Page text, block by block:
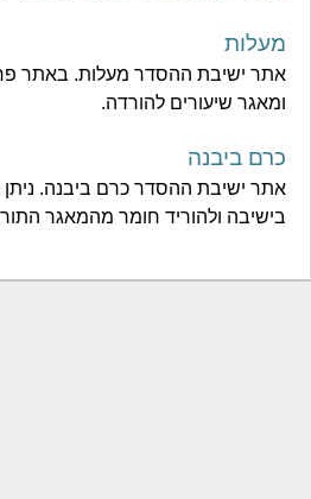
מעלות
אתר ישיבת ההסדר מעלות. באתר
ומאגר שיעורים להורדה.
כרם ביבנה
אתר ישיבת ההסדר כרם ביבנה.
בישיבה ולהוריד חומר מהמאגר